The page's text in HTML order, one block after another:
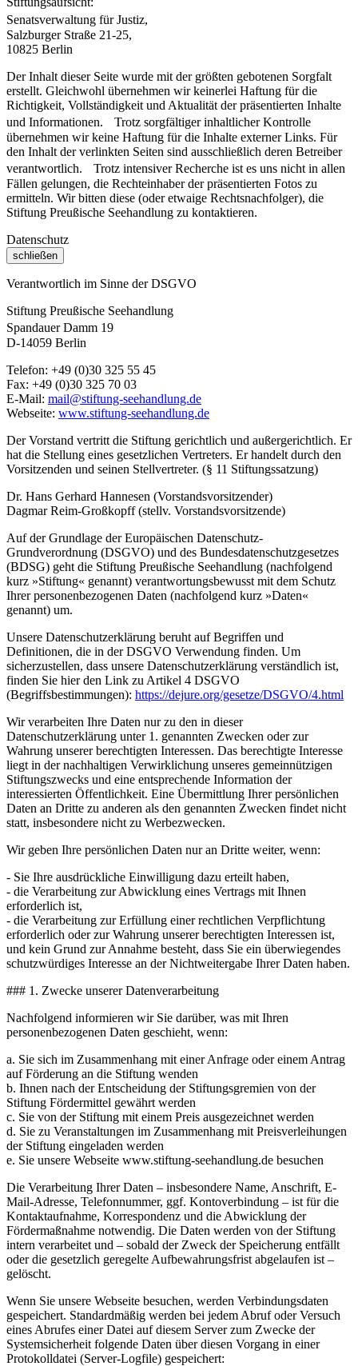
Senatsverwaltung für Justiz,
Salzburger Straße 21-25,
10825 Berlin
Der Inhalt dieser Seite wurde mit der größten gebotenen Sorgfalt
erstellt. Gleichwohl übernehmen wir keinerlei Haftung für die
Richtigkeit, Vollständigkeit und Aktualität der präsentierten Inhalte
und Informationen. Trotz sorgfältiger inhaltlicher Kontrolle
übernehmen wir keine Haftung für die Inhalte externer Links. Für
den Inhalt der verlinkten Seiten sind ausschließlich deren Betreiber
verantwortlich. Trotz intensiver Recherche ist es uns nicht in allen
Fällen gelungen, die Rechteinhaber der präsentierten Fotos zu
ermitteln. Wir bitten diese (oder etwaige Rechtsnachfolger), die
Stiftung Preußische Seehandlung zu kontaktieren.
Datenschutz
schließen
Verantwortlich im Sinne der DSGVO
Stiftung Preußische Seehandlung
Spandauer Damm 19
D-14059 Berlin
Telefon: +49 (0)30 325 55 45
Fax: +49 (0)30 325 70 03
E-Mail: mail@stiftung-seehandlung.de
Webseite: www.stiftung-seehandlung.de
Der Vorstand vertritt die Stiftung gerichtlich und außergerichtlich. Er
hat die Stellung eines gesetzlichen Vertreters. Er handelt durch den
Vorsitzenden und seinen Stellvertreter. (§ 11 Stiftungssatzung)
Dr. Hans Gerhard Hannesen (Vorstandsvorsitzender)
Dagmar Reim-Großkopff (stellv. Vorstandsvorsitzende)
Auf der Grundlage der Europäischen Datenschutz-
Grundverordnung (DSGVO) und des Bundesdatenschutzgesetzes
(BDSG) geht die Stiftung Preußische Seehandlung (nachfolgend
kurz »Stiftung« genannt) verantwortungsbewusst mit dem Schutz
Ihrer personenbezogenen Daten (nachfolgend kurz »Daten«
genannt) um.
Unsere Datenschutzerklärung beruht auf Begriffen und
Definitionen, die in der DSGVO Verwendung finden. Um
sicherzustellen, dass unsere Datenschutzerklärung verständlich ist,
finden Sie hier den Link zu Artikel 4 DSGVO
(Begriffsbestimmungen): https://dejure.org/gesetze/DSGVO/4.html
Wir verarbeiten Ihre Daten nur zu den in dieser
Datenschutzerklärung unter 1. genannten Zwecken oder zur
Wahrung unserer berechtigten Interessen. Das berechtigte Interesse
liegt in der nachhaltigen Verwirklichung unseres gemeinnützigen
Stiftungszwecks und eine entsprechende Information der
interessierten Öffentlichkeit. Eine Übermittlung Ihrer persönlichen
Daten an Dritte zu anderen als den genannten Zwecken findet nicht
statt, insbesondere nicht zu Werbezwecken.
Wir geben Ihre persönlichen Daten nur an Dritte weiter, wenn:
- Sie Ihre ausdrückliche Einwilligung dazu erteilt haben,
- die Verarbeitung zur Abwicklung eines Vertrags mit Ihnen
erforderlich ist,
- die Verarbeitung zur Erfüllung einer rechtlichen Verpflichtung
erforderlich oder zur Wahrung unserer berechtigten Interessen ist,
und kein Grund zur Annahme besteht, dass Sie ein überwiegendes
schutzwürdiges Interesse an der Nichtweitergabe Ihrer Daten haben.
### 1. Zwecke unserer Datenverarbeitung
Nachfolgend informieren wir Sie darüber, was mit Ihren
personenbezogenen Daten geschieht, wenn:
a. Sie sich im Zusammenhang mit einer Anfrage oder einem Antrag
auf Förderung an die Stiftung wenden
b. Ihnen nach der Entscheidung der Stiftungsgremien von der
Stiftung Fördermittel gewährt werden
c. Sie von der Stiftung mit einem Preis ausgezeichnet werden
d. Sie zu Veranstaltungen im Zusammenhang mit Preisverleihungen
der Stiftung eingeladen werden
e. Sie unsere Webseite www.stiftung-seehandlung.de besuchen
Die Verarbeitung Ihrer Daten – insbesondere Name, Anschrift, E-
Mail-Adresse, Telefonnummer, ggf. Kontoverbindung – ist für die
Kontaktaufnahme, Korrespondenz und die Abwicklung der
Fördermaßnahme notwendig. Die Daten werden von der Stiftung
intern verarbeitet und – sobald der Zweck der Speicherung entfällt
oder die gesetzlich geregelte Aufbewahrungsfrist abgelaufen ist –
gelöscht.
Wenn Sie unsere Webseite besuchen, werden Verbindungsdaten
gespeichert. Standardmäßig werden bei jedem Abruf oder Versuch
eines Abrufes einer Datei auf diesem Server zum Zwecke der
Systemsicherheit folgende Daten über diesen Vorgang in einer
Protokolldatei (Server-Logfile) gespeichert: